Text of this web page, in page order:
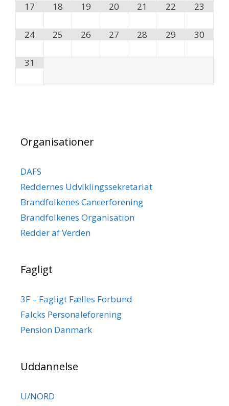
17 18 19 20 21 22 23
24 25 26 27 28 29 30
31
Organisationer
DAFS
Reddernes Udviklingssekretariat
Brandfolkenes Cancerforening
Brandfolkenes Organisation
Redder af Verden
Fagligt
3F – Fagligt Fælles Forbund
Falcks Personaleforening
Pension Danmark
Uddannelse
U/NORD